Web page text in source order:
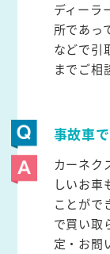
ディーラ
所であっ
などで引
までご相
事故車
カーネク
しいお車
ことがで
で買い取
定・お問